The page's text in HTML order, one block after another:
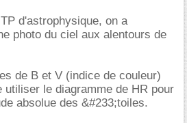
d'astrophysique, on a
photo du ciel aux alentours de
de B et V (indice de couleur)
utiliser le diagramme de HR pour
absolue des &#233;toiles.